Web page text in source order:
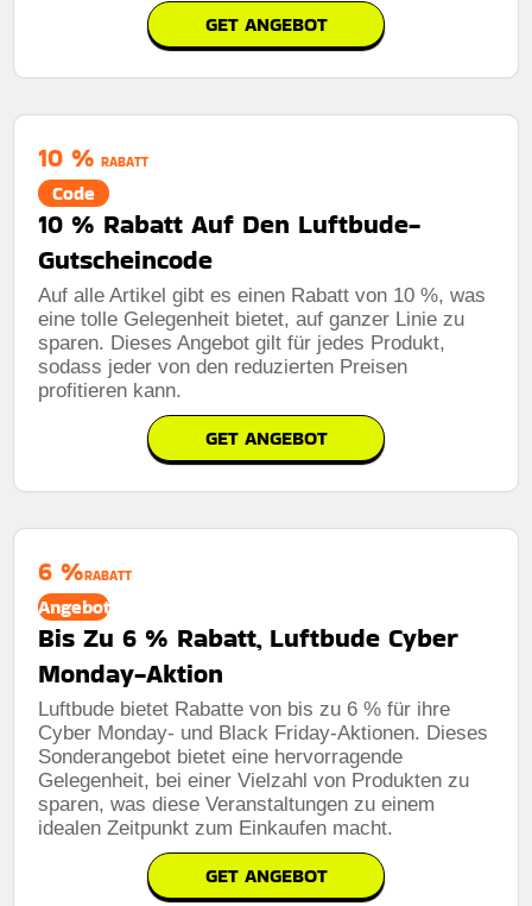
GET ANGEBOT
10 % RABATT
Code
10 % Rabatt Auf Den Luftbude-
Gutscheincode
Auf alle Artikel gibt es einen Rabatt von 10 %, was
eine tolle Gelegenheit bietet, auf ganzer Linie zu
sparen. Dieses Angebot gilt für jedes Produkt,
sodass jeder von den reduzierten Preisen
profitieren kann.
GET ANGEBOT
6 %RABATT
Angebot
Bis Zu 6 % Rabatt, Luftbude Cyber
Monday-Aktion
Luftbude bietet Rabatte von bis zu 6 % für ihre
Cyber ​​Monday- und Black Friday-Aktionen. Dieses
Sonderangebot bietet eine hervorragende
Gelegenheit, bei einer Vielzahl von Produkten zu
sparen, was diese Veranstaltungen zu einem
idealen Zeitpunkt zum Einkaufen macht.
GET ANGEBOT